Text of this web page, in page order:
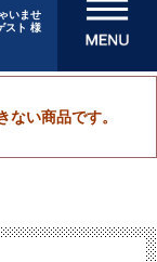
いませ
スト 様
メニューを開
い商品です。